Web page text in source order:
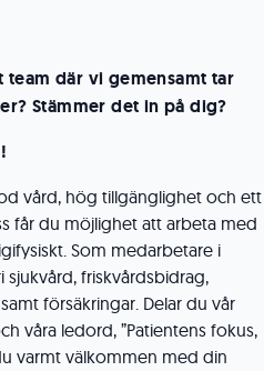
där vi gemensamt tar
Stämmer det in på dig?
vård, hög tillgänglighet och ett
får du möjlighet att arbeta med
Som medarbetare i
sjukvård, friskvårdsbidrag,
försäkringar. Delar du vår
våra ledord, ”Patientens fokus,
varmt välkommen med din